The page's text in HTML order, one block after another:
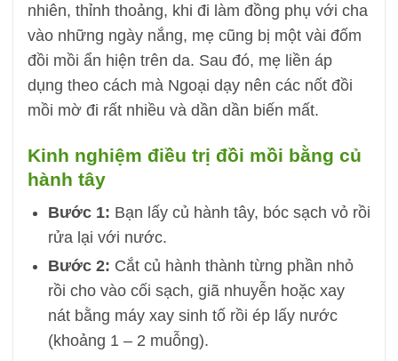
nhiên, thỉnh thoảng, khi đi làm đồng phụ với cha
vào những ngày nắng, mẹ cũng bị một vài đốm
đồi mồi ẩn hiện trên da. Sau đó, mẹ liền áp
dụng theo cách mà Ngoại dạy nên các nốt đồi
mồi mờ đi rất nhiều và dần dần biến mất.
Kinh nghiệm điều trị đồi mồi bằng củ
hành tây
Bước 1: Bạn lấy củ hành tây, bóc sạch vỏ rồi
rửa lại với nước.
Bước 2: Cắt củ hành thành từng phần nhỏ
rồi cho vào cối sạch, giã nhuyễn hoặc xay
nát bằng máy xay sinh tố rồi ép lấy nước
(khoảng 1 – 2 muỗng).